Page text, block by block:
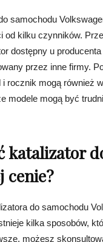
samochodu
od kilku czynników.
dostępny u
przez inne firmy.
rocznik mogą również
modele mogą być
katalizator
cenie?
do samochodu
kilka sposobów,
możesz